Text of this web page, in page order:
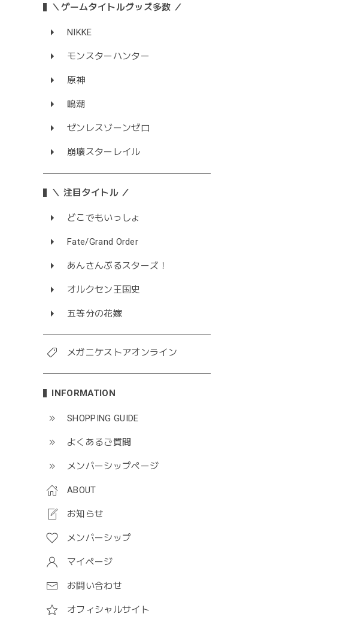
＼ゲームタイトルグッズ多数 ／
NIKKE
モンスターハンター
原神
鳴潮
ゼンレスゾーンゼロ
崩壊スターレイル
＼ 注目タイトル ／
どこでもいっしょ
Fate/Grand Order
あんさんぶるスターズ！
オルクセン王国史
五等分の花嫁
メガニケストアオンライン
INFORMATION
SHOPPING GUIDE
よくあるご質問
メンバーシップページ
ABOUT
お知らせ
メンバーシップ
マイページ
お問い合わせ
オフィシャルサイト